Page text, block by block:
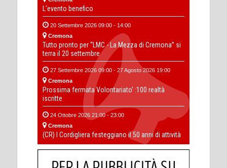
L'evento benefico
20 Settembre 2026 09:00 - 14:00
Cremona
Tutto pronto per “LMC - La Mezza di Cremona” si
terra il 20 settembre
27 Settembre 2026 09:00 - 27 Agosto 2026 19:00
Cremona
Prossima fermata Volontariato' :100 realtà
iscritte
24 Ottobre 2026 21:00 - 23:00
Cremona
(CR) I Cordigliera festeggiano il 50 anni di attività